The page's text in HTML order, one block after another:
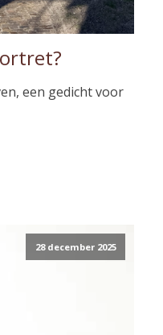
een gedicht voor
28 december 2025